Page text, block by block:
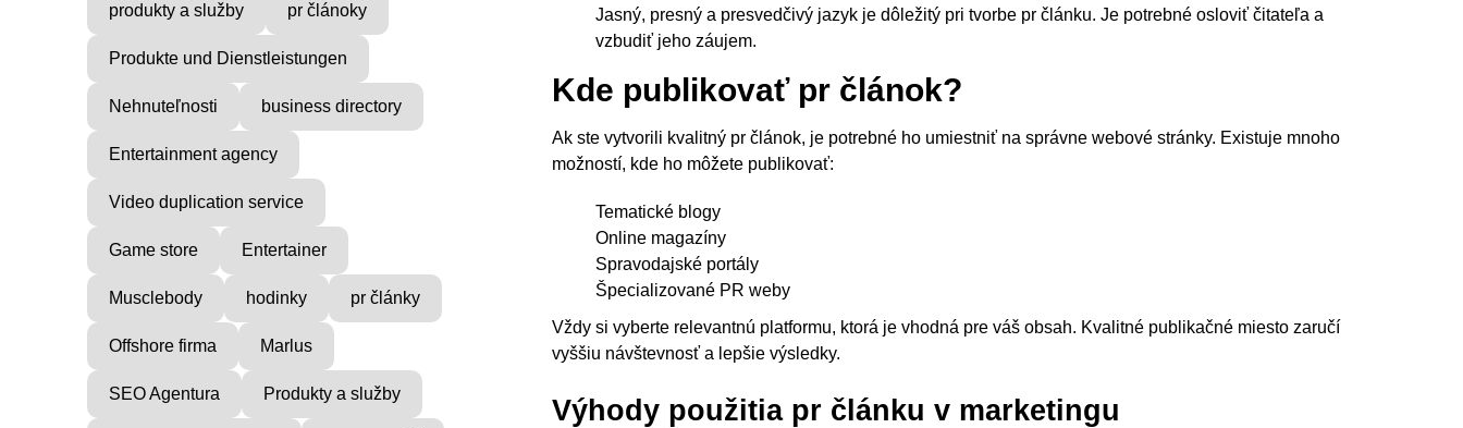
produkty a služby pr článoky
Produkte und Dienstleistungen
Nehnuteľnosti business directory
Entertainment agency
Video duplication service
Game store Entertainer
Musclebody hodinky pr články
Offshore firma Marlus
SEO Agentura Produkty a služby
Jasný, presný a presvedčivý jazyk je dôležitý pri tvorbe pr článku. Je potrebné osloviť čitateľa a
vzbudiť jeho záujem.
Kde publikovať pr článok?
Ak ste vytvorili kvalitný pr článok, je potrebné ho umiestniť na správne webové stránky. Existuje mnoho
možností, kde ho môžete publikovať:
Tematické blogy
Online magazíny
Spravodajské portály
Špecializované PR weby
Vždy si vyberte relevantnú platformu, ktorá je vhodná pre váš obsah. Kvalitné publikačné miesto zaručí
vyššiu návštevnosť a lepšie výsledky.
Výhody použitia pr článku v marketingu